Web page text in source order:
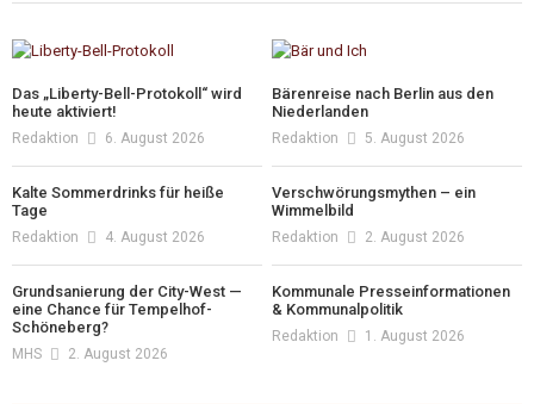
Das „Liberty-Bell-Protokoll“ wird
heute aktiviert!
Redaktion 6. August 2026
Bärenreise nach Berlin aus den
Niederlanden
Redaktion 5. August 2026
Kalte Sommerdrinks für heiße
Tage
Redaktion 4. August 2026
Verschwörungsmythen – ein
Wimmelbild
Redaktion 2. August 2026
Grundsanierung der City-West —
eine Chance für Tempelhof-
Schöneberg?
MHS 2. August 2026
Kommunale Presseinformationen
& Kommunalpolitik
Redaktion 1. August 2026